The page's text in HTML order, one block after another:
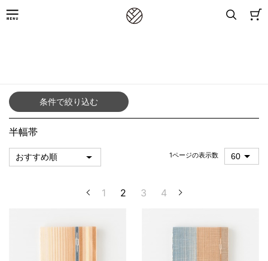
条件で絞り込む
半幅帯
1ページの表示数
1 2 3 4